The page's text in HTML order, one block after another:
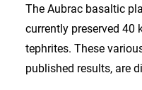
The Aubrac basaltic
currently preserved 40
tephrites. These
published results, are